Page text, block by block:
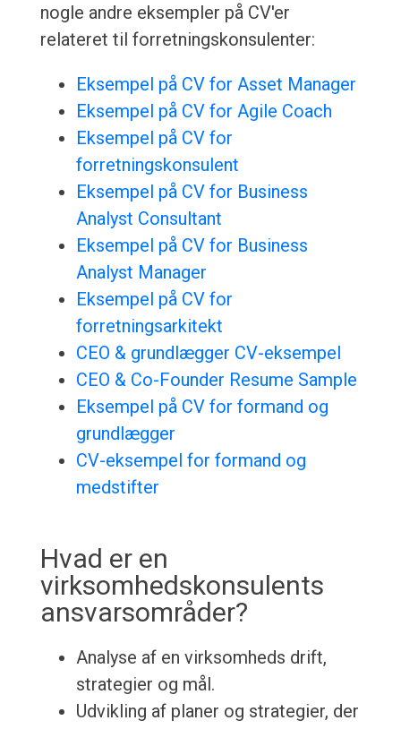
nogle andre eksempler på CV'er
relateret til forretningskonsulenter:
Eksempel på CV for Asset Manager
Eksempel på CV for Agile Coach
Eksempel på CV for
forretningskonsulent
Eksempel på CV for Business
Analyst Consultant
Eksempel på CV for Business
Analyst Manager
Eksempel på CV for
forretningsarkitekt
CEO & grundlægger CV-eksempel
CEO & Co-Founder Resume Sample
Eksempel på CV for formand og
grundlægger
CV-eksempel for formand og
medstifter
Hvad er en
virksomhedskonsulents
ansvarsområder?
Analyse af en virksomheds drift,
strategier og mål.
Udvikling af planer og strategier, der